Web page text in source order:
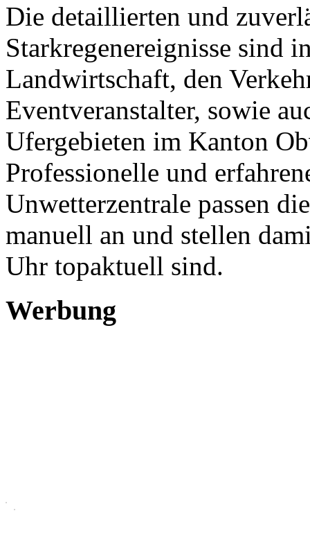
Die detaillierten und
Starkregenereignisse sind
Landwirtschaft, den
Eventveranstalter, sowie
Ufergebieten im Kanton
Professionelle und
Unwetterzentrale passen
manuell an und stellen
Uhr topaktuell sind.
Werbung